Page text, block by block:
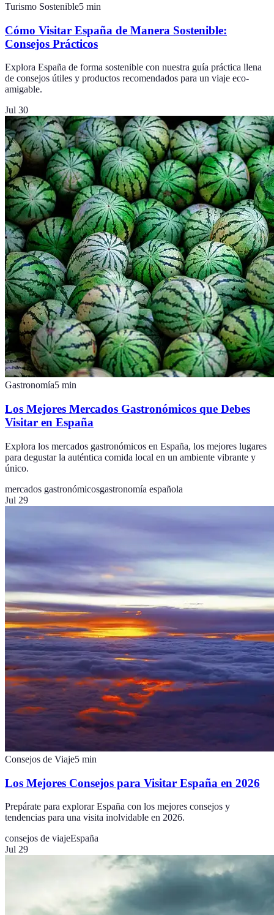
Turismo Sostenible5 min
Cómo Visitar España de Manera Sostenible:
Consejos Prácticos
Explora España de forma sostenible con nuestra guía práctica llena
de consejos útiles y productos recomendados para un viaje eco-
amigable.
Jul 30
Gastronomía5 min
Los Mejores Mercados Gastronómicos que Debes
Visitar en España
Explora los mercados gastronómicos en España, los mejores lugares
para degustar la auténtica comida local en un ambiente vibrante y
único.
mercados gastronómicosgastronomía española
Jul 29
Consejos de Viaje5 min
Los Mejores Consejos para Visitar España en 2026
Prepárate para explorar España con los mejores consejos y
tendencias para una visita inolvidable en 2026.
consejos de viajeEspaña
Jul 29